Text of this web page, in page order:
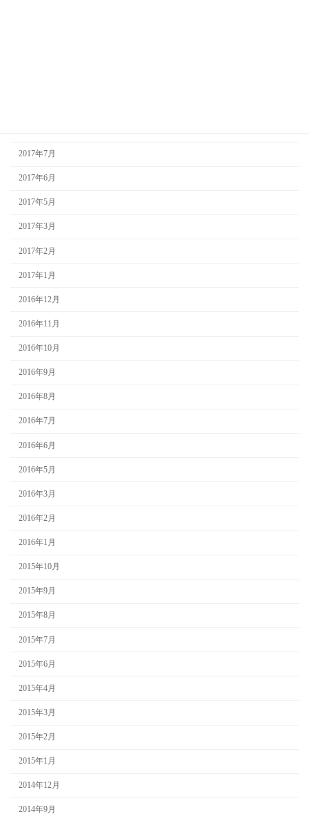
2017年7月
2017年6月
2017年5月
2017年3月
2017年2月
2017年1月
2016年12月
2016年11月
2016年10月
2016年9月
2016年8月
2016年7月
2016年6月
2016年5月
2016年3月
2016年2月
2016年1月
2015年10月
2015年9月
2015年8月
2015年7月
2015年6月
2015年4月
2015年3月
2015年2月
2015年1月
2014年12月
2014年9月